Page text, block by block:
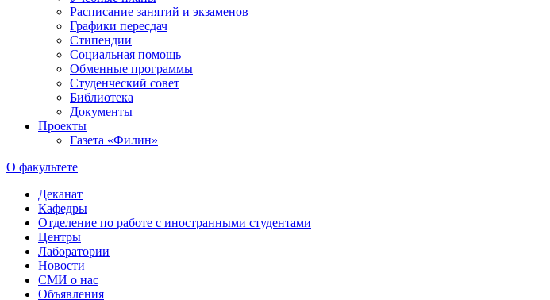
Расписание занятий и экзаменов
Графики пересдач
Стипендии
Социальная помощь
Обменные программы
Студенческий совет
Библиотека
Документы
Проекты
Газета «Филин»
О факультете
Деканат
Кафедры
Отделение по работе с иностранными студентами
Центры
Лаборатории
Новости
СМИ о нас
Объявления